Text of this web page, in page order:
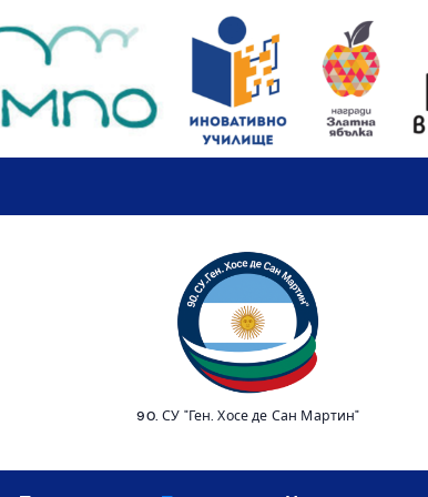
90. СУ "Ген. Хосе де Сан Мартин"